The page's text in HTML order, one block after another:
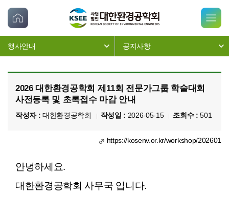
행사안내 공지사항
2026 대한환경공학회 제11회 전문가그룹 학술대회
사전등록 및 초록접수 마감 안내
작성자 :대한환경공학회 작성일 : 2026-05-15 조회수 :501
https://kosenv.or.kr/workshop/202601
안녕하세요.
대한환경공학회 사무국 입니다.